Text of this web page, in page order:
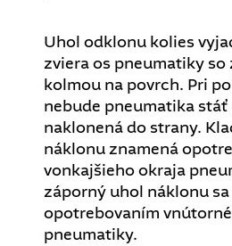
Uhol odklonu kolies
zviera os pneumatiky so
kolmou na povrch. Pri
nebude pneumatika stáť
naklonená do strany.
náklonu znamená
vonkajšieho okraja
záporný uhol náklonu
opotrebovaním
pneumatiky.